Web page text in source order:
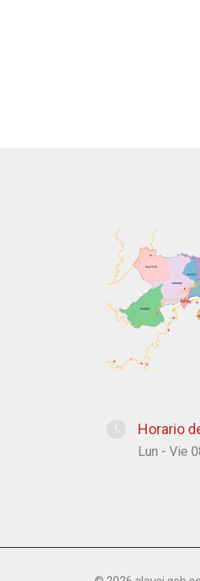
Horario
Lun - Vie